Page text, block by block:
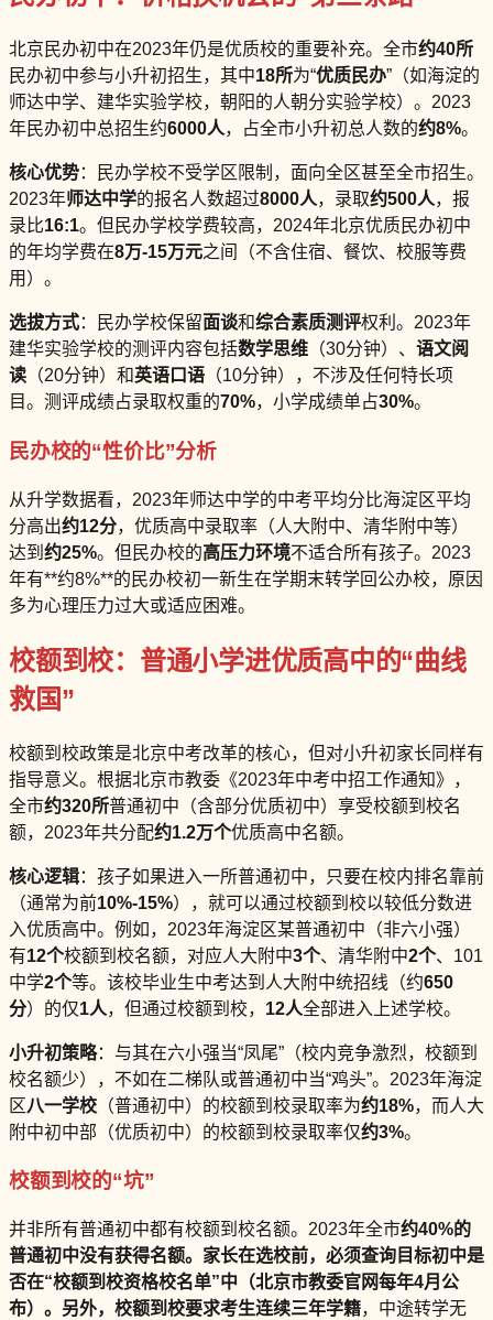
北京民办初中在2023年仍是优质校的重要补充。全市约40所
民办初中参与小升初招生，其中18所为“优质民办”（如海淀的
师达中学、建华实验学校，朝阳的人朝分实验学校）。2023
年民办初中总招生约6000人，占全市小升初总人数的约8%。
核心优势：民办学校不受学区限制，面向全区甚至全市招生。
2023年师达中学的报名人数超过8000人，录取约500人，报
录比16:1。但民办学校学费较高，2024年北京优质民办初中
的年均学费在8万-15万元之间（不含住宿、餐饮、校服等费
用）。
选拔方式：民办学校保留面谈和综合素质测评权利。2023年
建华实验学校的测评内容包括数学思维 （30分钟）、 语文阅
读 （20分钟）和英语口语 （10分钟），不涉及任何特长项
目。测评成绩占录取权重的70%，小学成绩单占30%。
民办校的“性价比”分析
从升学数据看，2023年师达中学的中考平均分比海淀区平均
分高出约12分，优质高中录取率（人大附中、清华附中等）
达到 约25%。但民办校的高压力环境不适合所有孩子。2023
年有**约8%**的民办校初一新生在学期末转学回公办校，原因
多为心理压力过大或适应困难。
校额到校：普通小学进优质高中的“曲线
救国”
校额到校政策是北京中考改革的核心，但对小升初家长同样有
指导意义。根据北京市教委《2023年中考中招工作通知》，
全市约320所普通初中（含部分优质初中）享受校额到校名
额，2023年共分配约1.2万个优质高中名额。
核心逻辑：孩子如果进入一所普通初中，只要在校内排名靠前
（通常为前10%-15%），就可以通过校额到校以较低分数进
入优质高中。例如，2023年海淀区某普通初中（非六小强）
有12个校额到校名额，对应人大附中3个、清华附中2个、101
中学2个等。该校毕业生中考达到人大附中统招线（约650
分）的仅1人，但通过校额到校， 12人全部进入上述学校。
小升初策略：与其在六小强当“凤尾”（校内竞争激烈，校额到
校名额少），不如在二梯队或普通初中当“鸡头”。2023年海淀
区八一学校 （普通初中）的校额到校录取率为约18%，而人大
附中初中部（优质初中）的校额到校录取率仅约3%。
校额到校的“坑”
并非所有普通初中都有校额到校名额。2023年全市约40%的
普通初中没有获得名额。家长在选校前，必须查询目标初中是
否在“校额到校资格校名单”中（北京市教委官网每年4月公
布）。另外，校额到校要求考生连续三年学籍，中途转学无